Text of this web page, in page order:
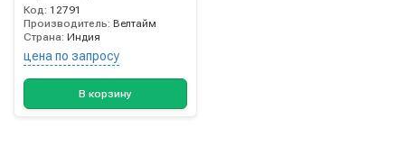
Код: 12791
Производитель: Велтайм
Страна: Индия
цена по запросу
В корзину